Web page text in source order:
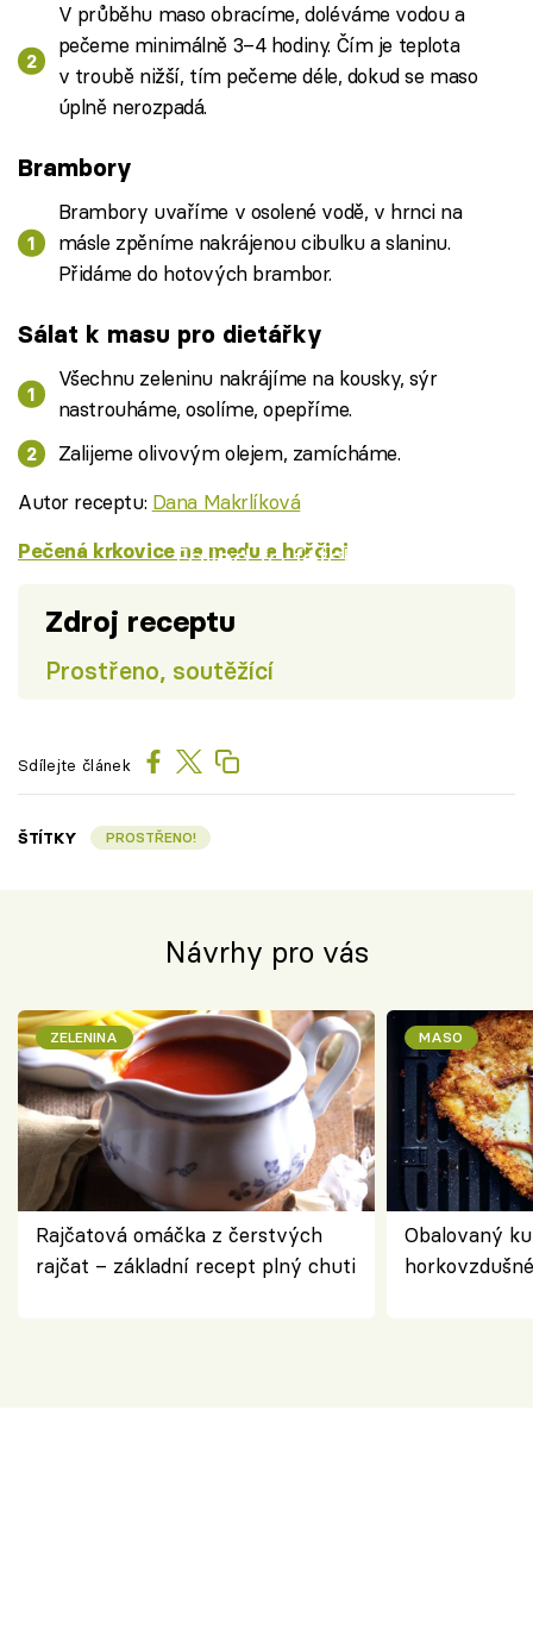
V průběhu maso obracíme, doléváme vodou a
pečeme minimálně 3–4 hodiny. Čím je teplota
v troubě nižší, tím pečeme déle, dokud se maso
úplně nerozpadá.
Brambory
Brambory uvaříme v osolené vodě, v hrnci na
másle zpěníme nakrájenou cibulku a slaninu.
Přidáme do hotových brambor.
Sálat k masu pro dietářky
Všechnu zeleninu nakrájíme na kousky, sýr
nastrouháme, osolíme, opepříme.
Zalijeme olivovým olejem, zamícháme.
Autor receptu: Dana Makrlíková
Failed to fetch
Pečená krkovice na medu a hořčici
Zdroj receptu
Prostřeno, soutěžící
Sdílejte článek
ŠTÍTKY PROSTŘENO!
Návrhy pro vás
ZELENINA
Rajčatová omáčka z čerstvých
rajčat – základní recept plný chuti
MASO
Obalovaný